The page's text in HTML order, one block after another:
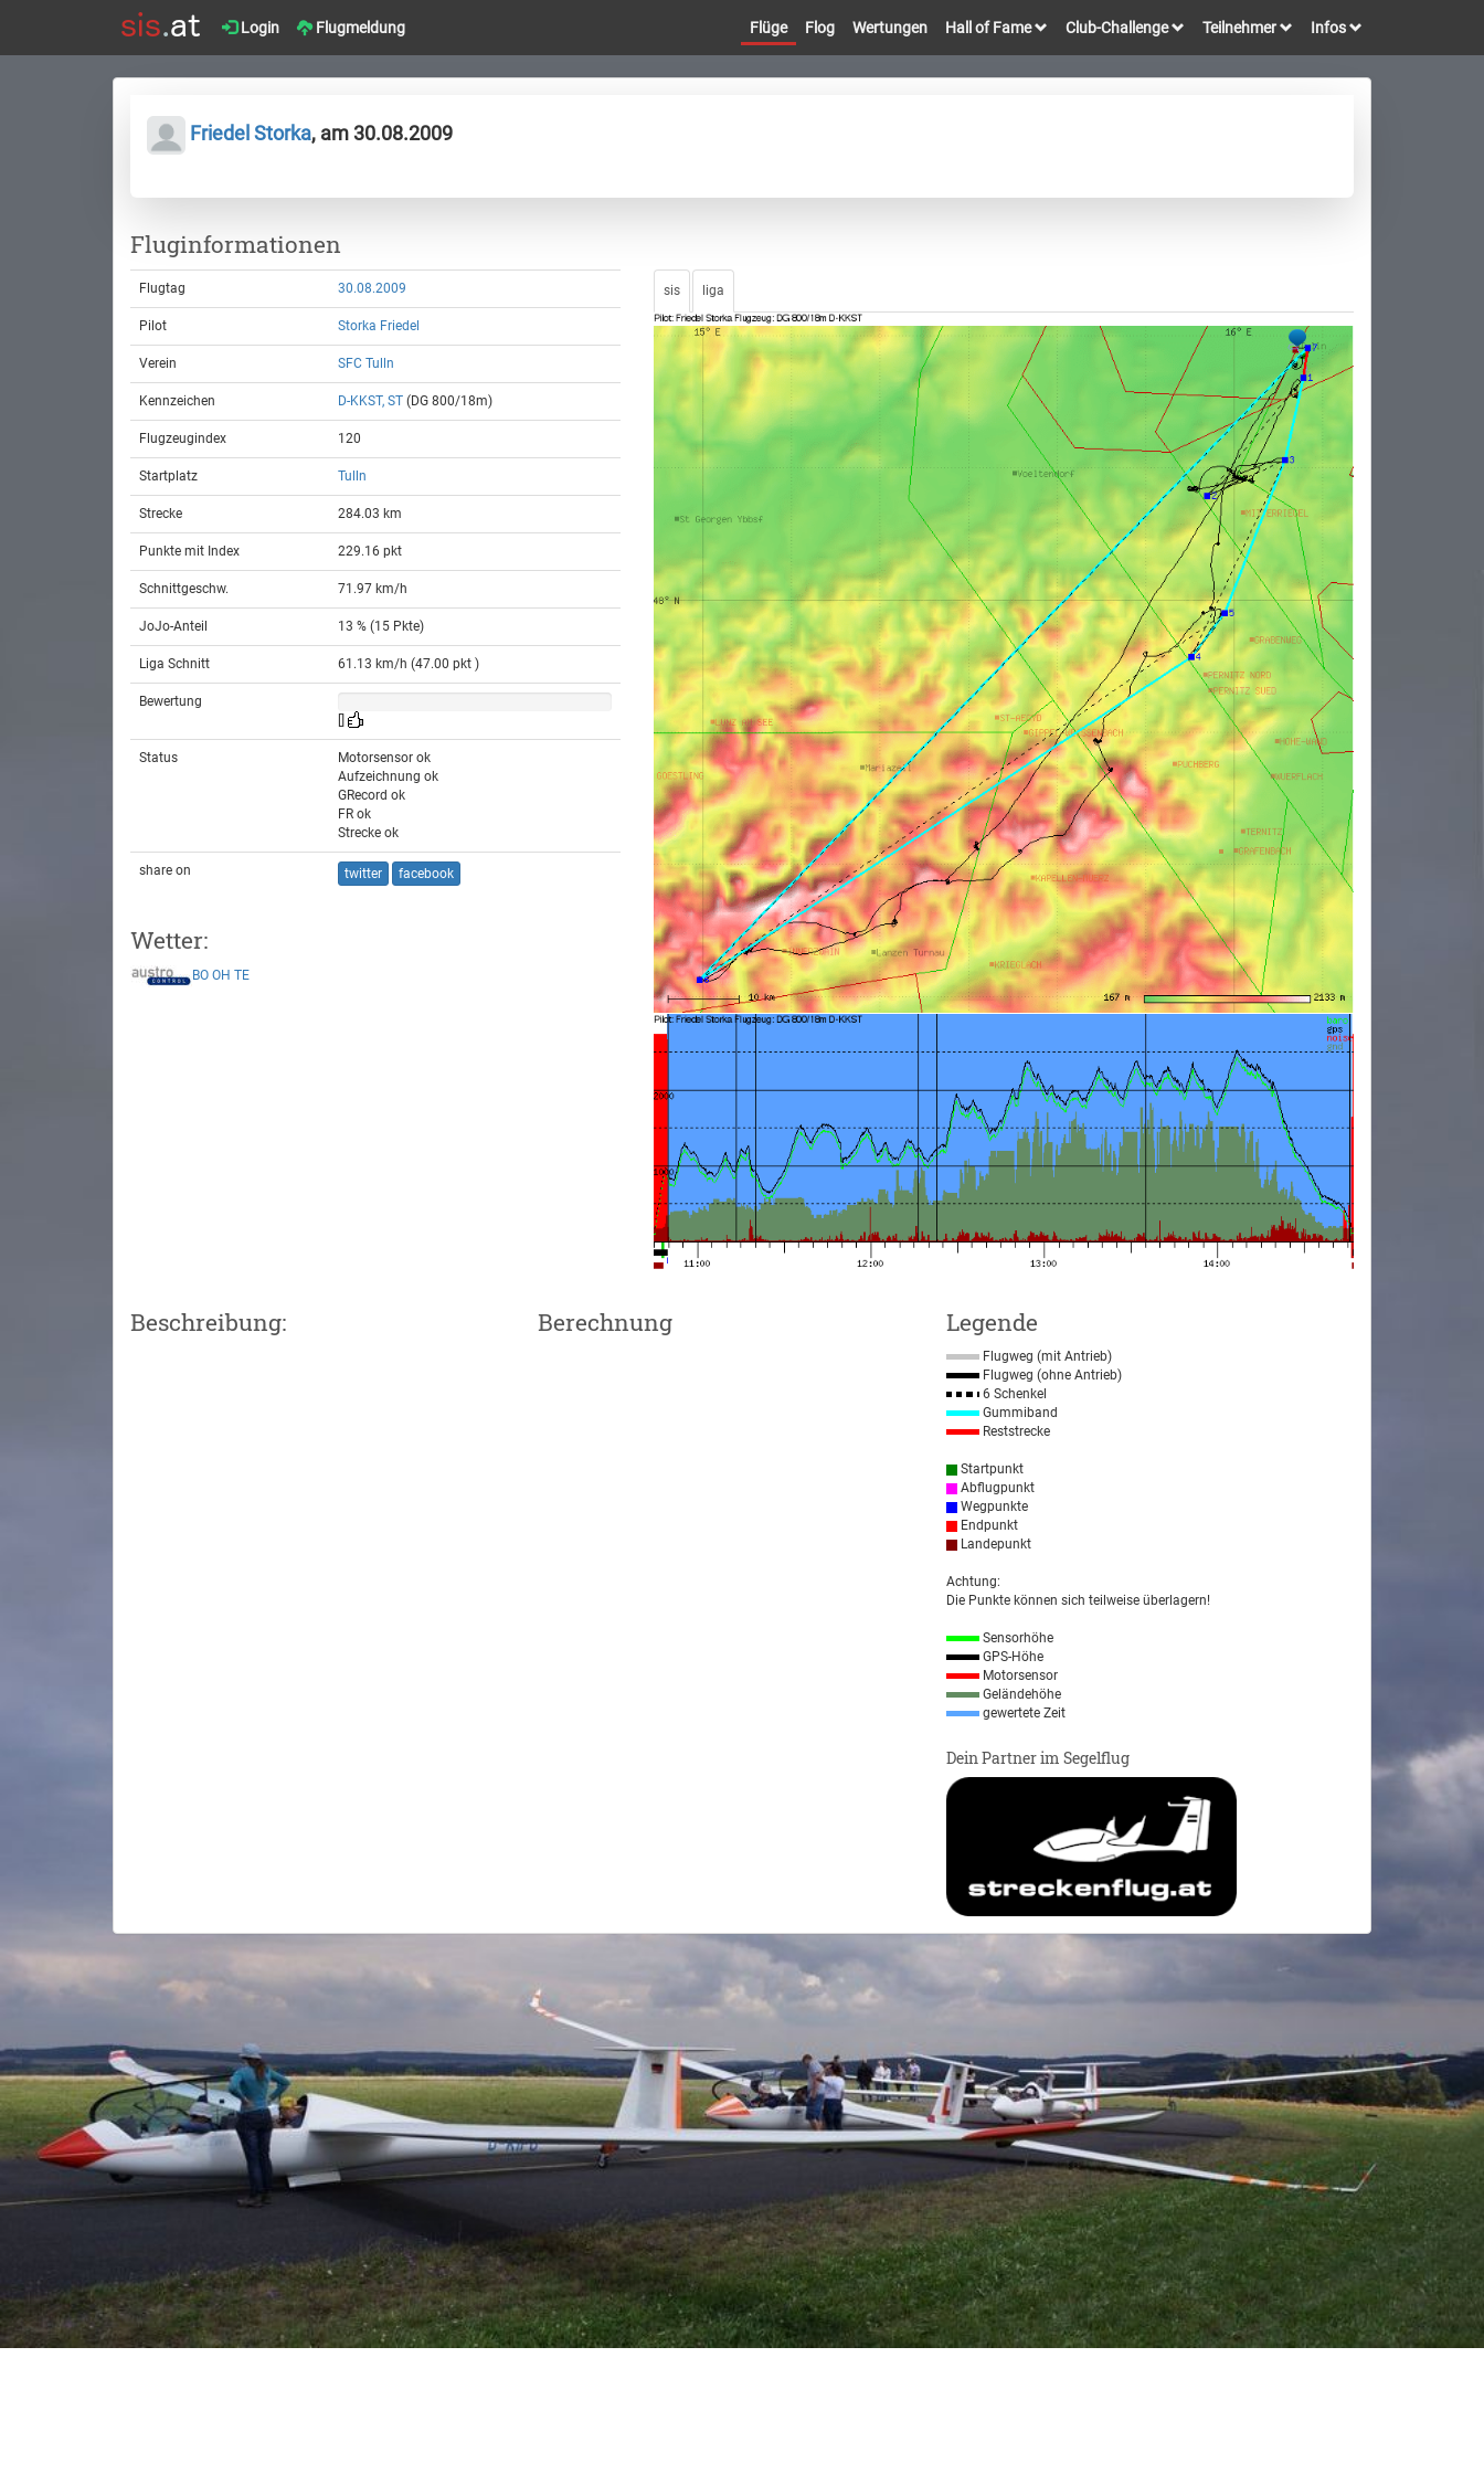
Login Flugmeldung Flüge Flog Wertungen Hall of Fame Club-Challenge Teilnehmer Infos
Friedel Storka, am 30.08.2009
Fluginformationen
Flugtag 30.08.2009
Pilot Storka Friedel
Verein SFC Tulln
Kennzeichen D-KKST, ST (DG 800/18m)
Flugzeugindex 120
Startplatz Tulln
Strecke 284.03 km
Punkte mit Index 229.16 pkt
Schnittgeschw. 71.97 km/h
JoJo-Anteil 13 % (15 Pkte)
Liga Schnitt 61.13 km/h (47.00 pkt )
Bewertung
[]
Status
Motorsensor ok
Aufzeichnung ok
GRecord ok
FR ok
Strecke ok
share on twitter facebook
Wetter:
BO OH TE
sis liga
Beschreibung: Berechnung Legende
Flugweg (mit Antrieb)
Flugweg (ohne Antrieb)
6 Schenkel
Gummiband
Reststrecke
Startpunkt
Abflugpunkt
Wegpunkte
Endpunkt
Landepunkt
Achtung:
Die Punkte können sich teilweise überlagern!
Sensorhöhe
GPS-Höhe
Motorsensor
Geländehöhe
gewertete Zeit
Dein Partner im Segelflug